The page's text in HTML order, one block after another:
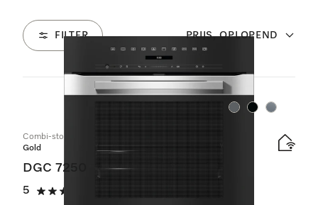
FILTER PRIJS, OPLOPEND
77
Producten
Kleur:Kleur:Kleur:
Combi-stoomoven
Gold
DGC 7250
5
5 sterren op 5